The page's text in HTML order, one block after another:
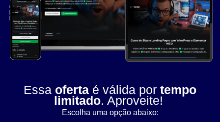
Essa oferta é válida por tempo
limitado. Aproveite!
Escolha uma opção abaixo: